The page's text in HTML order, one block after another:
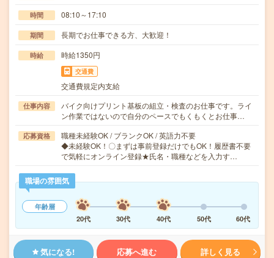
時間 08:10～17:10
期間 長期でお仕事できる方、大歓迎！
時給 時給1350円
交通費
交通費規定内支給
仕事内容
バイク向けプリント基板の組立・検査のお仕事です。ライ
ン作業ではないので自分のペースでもくもくとお仕事…
応募資格
職種未経験OK / ブランクOK / 英語力不要
◆未経験OK！〇まずは事前登録だけでもOK！履歴書不要
で気軽にオンライン登録★氏名・職種などを入力す…
職場の雰囲気
年齢層
20代
30代 40代 50代 60代
気になる! 応募へ進む 詳しく見る